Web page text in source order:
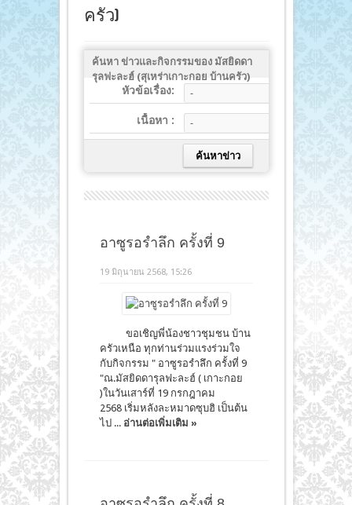
ครัว)
ค้นหา ข่าวและกิจกรรมของ มัสยิดดา
รุลฟะละฮ์ (สุเหร่าเกาะกอย บ้านครัว)
หัวข้อเรื่อง:
เนื้อหา :
อาซูรอรำลึก ครั้งที่ 9
19 มิถุนายน 2568, 15:26
ขอเชิญพี่น้องชาวชุมชน บ้าน
ครัวเหนือ ทุกท่านร่วมแรงร่วมใจ
กับกิจกรรม " อาซูรอรำลึก ครั้งที่ 9
"ณ.มัสยิดดารุลฟะละฮ์ ( เกาะกอย
)ในวันเสาร์ที่ 19 กรกฎาคม
2568 เริ่มหลังละหมาดซุบฮิ เป็นต้น
ไป ... อ่านต่อเพิ่มเติม »